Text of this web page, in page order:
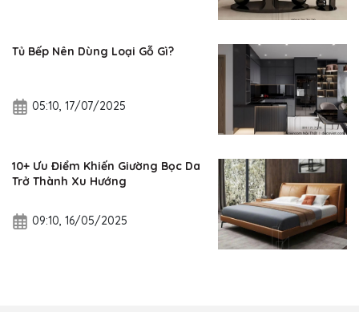
Tủ Bếp Nên Dùng Loại Gỗ Gì?
05:10, 17/07/2025
10+ Ưu Điểm Khiến Giường Bọc Da
Trở Thành Xu Hướng
09:10, 16/05/2025